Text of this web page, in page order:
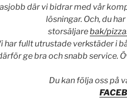
där vi bidrar med vår
lösningar. Och, du
storsäljarebak/
har fullt utrustade verkstäder i
ge bra och snabb service.
Du kan följa oss på